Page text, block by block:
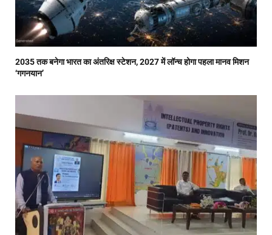
2035 तक बनेगा भारत का अंतरिक्ष स्टेशन, 2027 में लॉन्च होगा पहला मानव मिशन
‘गगनयान’